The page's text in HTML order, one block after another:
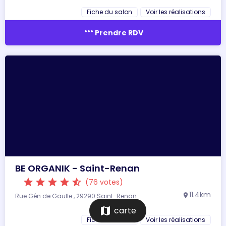
Fiche du salon Voir les réalisations
more_horiz Prendre RDV
BE ORGANIK - Saint-Renan
star star star star star_half (76 votes)
Rue Gén de Gaulle , 29290 Saint-Renan location_on 11.4km
Fiche du salon Voir les réalisations
map carte